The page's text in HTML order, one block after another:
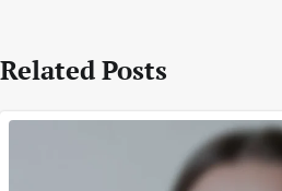
Related Posts